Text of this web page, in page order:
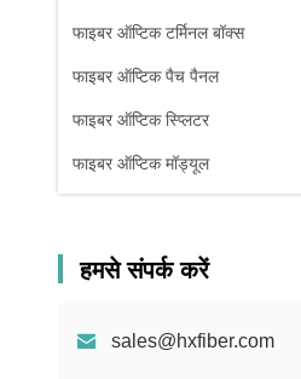
फाइबर ऑप्टिक टर्मिनल बॉक्स
फाइबर ऑप्टिक पैच पैनल
फाइबर ऑप्टिक स्प्लिटर
फाइबर ऑप्टिक मॉड्यूल
हमसे संपर्क करें
sales@hxfiber.com